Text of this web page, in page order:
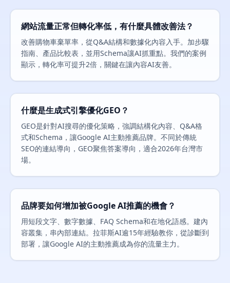
網站流量正常但轉化率低，有什麼具體改善法？
改善購物車棄單率，從Q&A結構和數據化內容入手。加步驟
指南、產品比較表，並用Schema讓AI抓重點。我們的案例
顯示，轉化率可提升2倍，關鍵在讓內容AI友善。
什麼是生成式引擎優化GEO？
GEO是針對AI搜尋的優化策略，強調結構化內容、Q&A格
式和Schema，讓Google AI主動推薦品牌。不同於傳統
SEO的連結導向，GEO聚焦答案導向，適合2026年台灣市
場。
品牌要如何增加被Google AI推薦的機會？
用短段文字、數字數據、FAQ Schema和在地化語感。建內
容叢集，串內部連結。拉菲斯AI逾15年經驗教你，從診斷到
部署，讓Google AI的主動推薦成為你的流量主力。